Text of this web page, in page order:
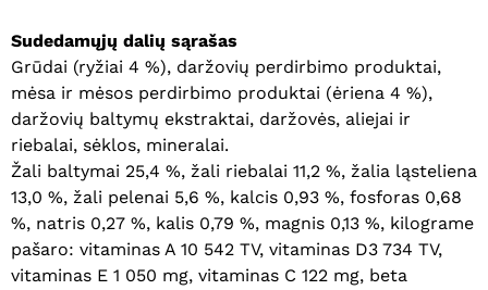
Krepšelyje nėra produktų.
Eiti Į Parduotuvę
Sudedamųjų dalių sąrašas
Grūdai (ryžiai 4 %), daržovių perdirbimo produktai,
mėsa ir mėsos perdirbimo produktai (ėriena 4 %),
daržovių baltymų ekstraktai, daržovės, aliejai ir
riebalai, sėklos, mineralai.
Žali baltymai 25,4 %, žali riebalai 11,2 %, žalia ląsteliena
13,0 %, žali pelenai 5,6 %, kalcis 0,93 %, fosforas 0,68
%, natris 0,27 %, kalis 0,79 %, magnis 0,13 %, kilograme
pašaro: vitaminas A 10 542 TV, vitaminas D3 734 TV,
vitaminas E 1 050 mg, vitaminas C 122 mg, beta